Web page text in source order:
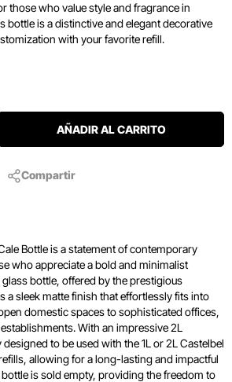
those who value style and fragrance in
bottle is a distinctive and elegant decorative
with your favorite refill.
AÑADIR AL CARRITO
Compartir
Bottle is a statement of contemporary
who appreciate a bold and minimalist
bottle, offered by the prestigious
a sleek matte finish that effortlessly fits into
domestic spaces to sophisticated offices,
With an impressive 2L
to be used with the 1L or 2L Castelbel
allowing for a long-lasting and impactful
is sold empty, providing the freedom to